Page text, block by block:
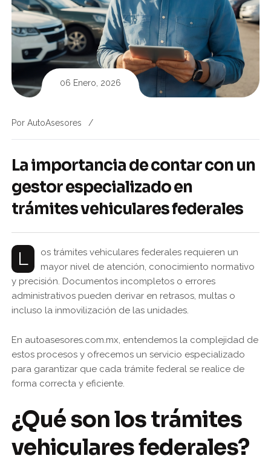
06 Enero, 2026
PorAutoAsesores
La importancia de contar con un
gestor especializado en
trámites vehiculares federales
Los trámites vehiculares federales requieren un
mayor nivel de atención, conocimiento normativo
y precisión. Documentos incompletos o errores
administrativos pueden derivar en retrasos, multas o
incluso la inmovilización de las unidades.
En autoasesores.com.mx, entendemos la complejidad de
estos procesos y ofrecemos un servicio especializado
para garantizar que cada trámite federal se realice de
forma correcta y eficiente.
¿Qué son los trámites
vehiculares federales?